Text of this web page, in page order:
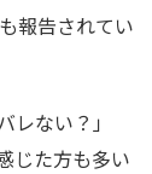
報告されてい
レない？」
じた方も多い